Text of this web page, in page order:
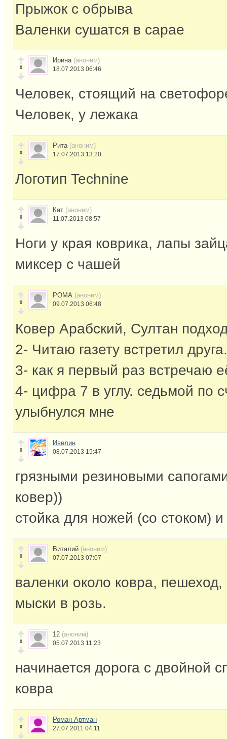
Прыжок с обрыва
Валенки сушатся в сарае
0
Ирина (аноним)
18.07.2013 06:46
Человек, стоящий на
Человек, у лежака
0
Рита (аноним)
17.07.2013 13:20
Логотип Technine
0
Кат (аноним)
11.07.2013 08:57
Ноги у края коврика, лапы
миксер с чашей
0
РОМА (аноним)
09.07.2013 06:48
Ковер Арабский, Султан
2- Читаю газету встретил друга.
3- как я первый раз встречаю
4- цифра 7 в углу. седьмой по
улыбнулся мне
0
Ивелин
08.07.2013 15:47
грязными резиновыми
ковер))
стойка для ножей (со стоком) и
0
Виталий (аноним)
07.07.2013 07:07
валенки около ковра, пешеход,
мыски в розь.
0
12 (аноним)
05.07.2013 11:23
начинается дорога с двойной
ковра
0
Роман Артман
27.07.2011 04:11